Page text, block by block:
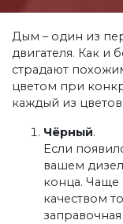
Дым – один из
двигателя. Как и
страдают
цветом при
каждый из
Чёрный.
Если
вашем
конца. Чаще
качеством